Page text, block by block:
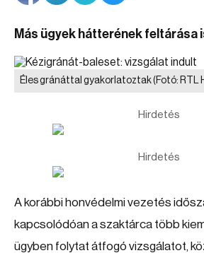
Más ügyek hátterének feltárása
Éles gránáttal gyakorlatoztak(Fotó: RTL
Hirdetés
Hirdetés
A korábbi honvédelmi vezetés
kapcsolódóan a szaktárca több
ügyben folytat átfogó vizsgálatot,